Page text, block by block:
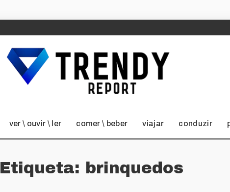
ver \ ouvir \ ler comer \ beber viajar conduzir
Etiqueta: brinquedos